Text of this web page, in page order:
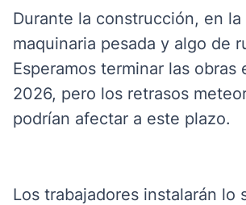
Durante la construcción, en la
maquinaria pesada y algo de
Esperamos terminar las obras
2026, pero los retrasos
podrían afectar a este plazo.
Los trabajadores instalarán lo